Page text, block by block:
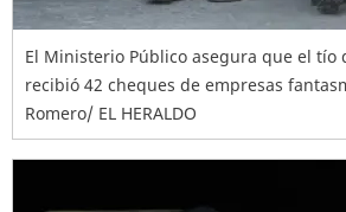
El Ministerio Público asegura que el tío
recibió 42 cheques de empresas
Romero/ EL HERALDO